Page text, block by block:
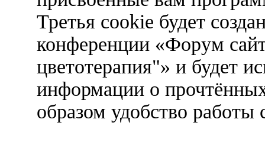
Третья cookie будет
конференции «Форум
цветотерапия"» и будет
информации о
образом удобство